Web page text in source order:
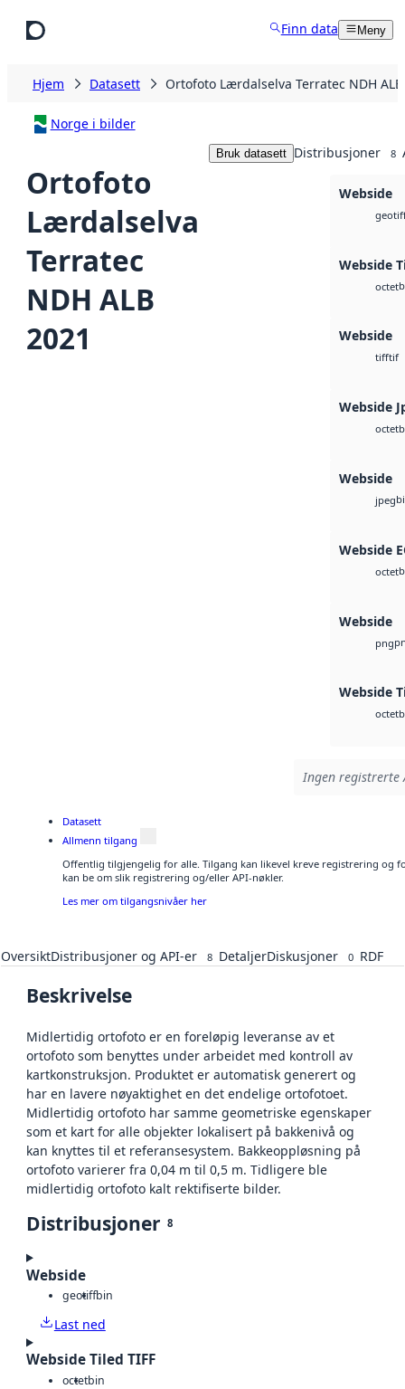
Finn data Meny
Hjem Datasett Ortofoto Lærdalselva Terratec NDH
Norge i bilder
Ortofoto
Lærdalselva
Terratec
NDH ALB
2021
Bruk datasett Distribusjoner 8
Webside
Webside
octet
Webside
tifftif
Webside
octet
Webside
jpeg
Webside
octet
Webside
png
Webside
octet
Ingen registrerte
Datasett
Allmenn tilgang
Offentlig tilgjengelig for alle. Tilgang kan likevel kreve registrering og
kan be om slik registrering og/eller API-nøkler.
Les mer om tilgangsnivåer her
OversiktDistribusjoner og API-er 8 DetaljerDiskusjoner 0 RDF
Beskrivelse
Midlertidig ortofoto er en foreløpig leveranse av et
ortofoto som benyttes under arbeidet med kontroll av
kartkonstruksjon. Produktet er automatisk generert og
har en lavere nøyaktighet en det endelige ortofotoet.
Midlertidig ortofoto har samme geometriske egenskaper
som et kart for alle objekter lokalisert på bakkenivå og
kan knyttes til et referansesystem. Bakkeoppløsning på
ortofoto varierer fra 0,04 m til 0,5 m. Tidligere ble
midlertidig ortofoto kalt rektifiserte bilder.
Distribusjoner 8
Webside
geotiffbin
Last ned
Webside Tiled TIFF
octetbin